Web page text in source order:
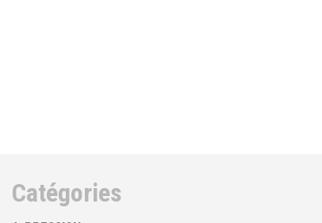
Catégories